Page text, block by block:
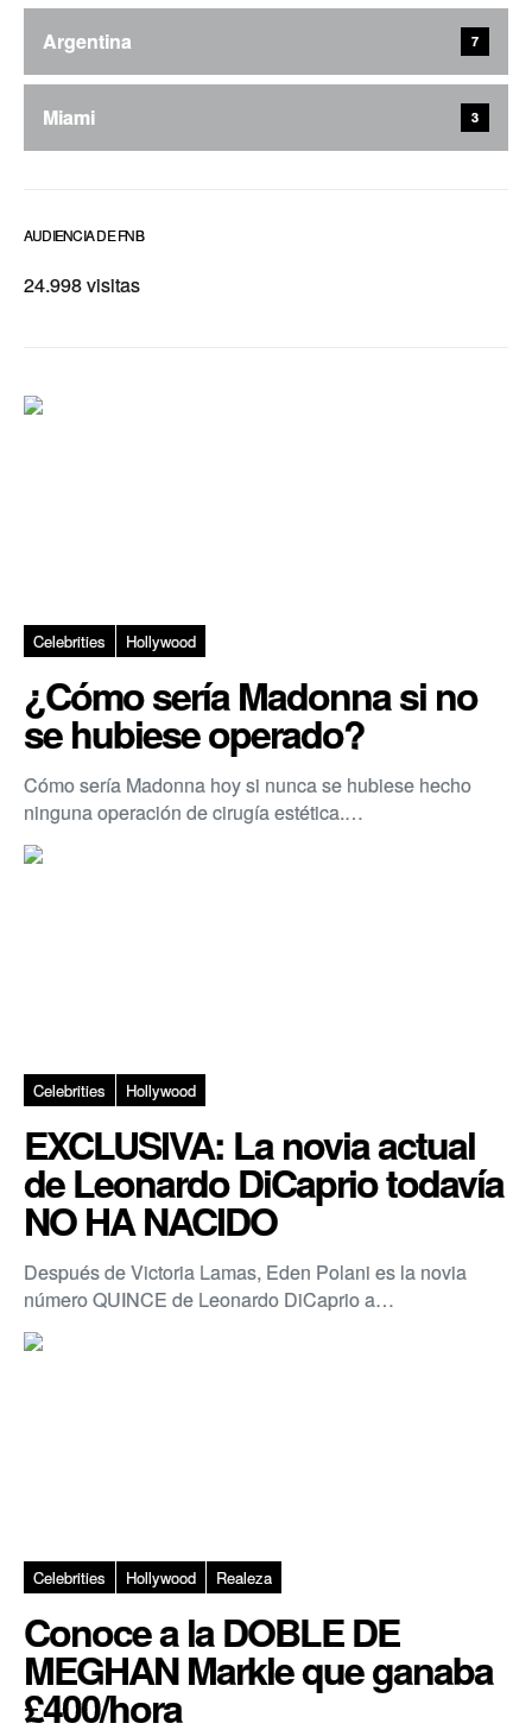
Argentina 7
Miami 3
AUDIENCIA DE FNB
24.998 visitas
Celebrities Hollywood
¿Cómo sería Madonna si no
se hubiese operado?
Cómo sería Madonna hoy si nunca se hubiese hecho
ninguna operación de cirugía estética.…
Celebrities Hollywood
EXCLUSIVA: La novia actual
de Leonardo DiCaprio todavía
NO HA NACIDO
Después de Victoria Lamas, Eden Polani es la novia
número QUINCE de Leonardo DiCaprio a…
Celebrities Hollywood Realeza
Conoce a la DOBLE DE
MEGHAN Markle que ganaba
£400/hora